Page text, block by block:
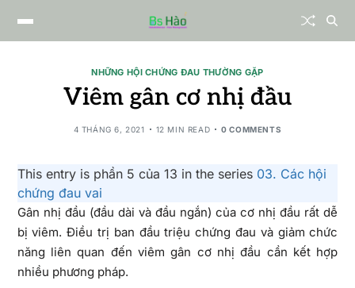
NHỮNG HỘI CHỨNG ĐAU THƯỜNG GẶP
Viêm gân cơ nhị đầu
4 THÁNG 6, 2021 12 MIN READ 0 COMMENTS
This entry is phần 5 của 13 in the series 03. Các hội
chứng đau vai
Gân nhị đầu (đầu dài và đầu ngắn) của cơ nhị đầu rất dễ
bị viêm. Điều trị ban đầu triệu chứng đau và giảm chức
năng liên quan đến viêm gân cơ nhị đầu cần kết hợp
nhiều phương pháp.